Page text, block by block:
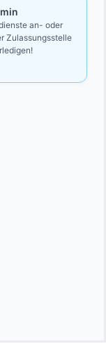
an- oder
Zulassungsstelle